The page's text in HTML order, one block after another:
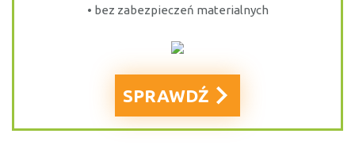
• bez zabezpieczeń materialnych
SPRAWDŹ